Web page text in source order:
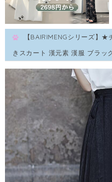
【BAIRIMENGシリーズ】
きスカート 漢元素 漢服 ブラッ